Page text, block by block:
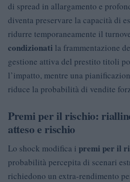
di spread in allargamento e
diventa preservare la capacità di
ridurre temporaneamente il
condizionati la frammentazione
gestione attiva del prestito titoli
l’impatto, mentre una
riduce la probabilità di vendite
Premi per il rischio:
atteso e rischio
Lo shock modifica i premi per il
probabilità percepita di scenari
richiedono un extra-rendimento